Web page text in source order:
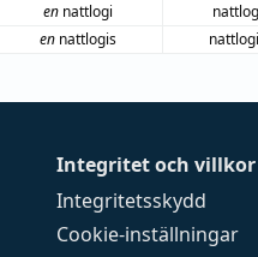
ennattlogi
ennattlogis
Integritet och villkor
Integritetsskydd
Cookie-inställningar